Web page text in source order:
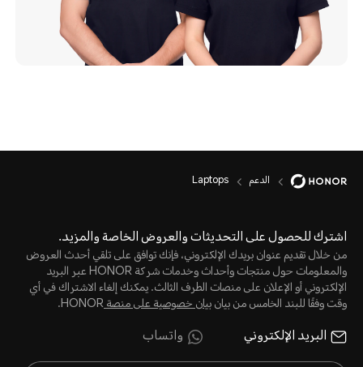
الدعم Laptops
اشترك للحصول على التحديثات والعروض الخاصة والمزيد.
من خلال تقديم عنوان بريدك الإلكتروني، فإنك توافق على تلقي أحدث العروض
والمعلومات حول منتجات وأحداث وخدمات شركة HONOR عبر البريد
الإلكتروني أو الإعلان على منصات الطرف الثالث. يمكنك إلغاء الاشتراك في أي
وقت وفقًا للبند الخامس من بيانبيان خصوصية على منصةHONOR.
البريد الإلكتروني واتساب